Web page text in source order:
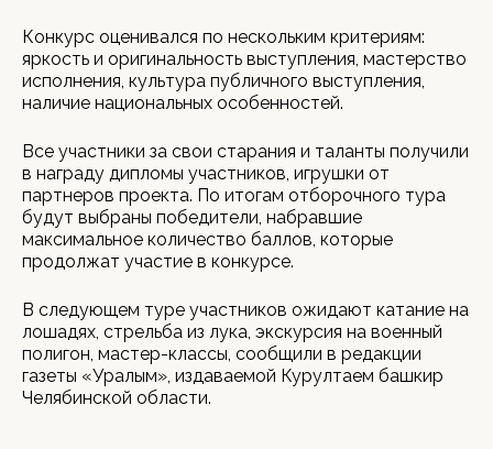
Конкурс оценивался по нескольким критериям:
яркость и оригинальность выступления, мастерство
исполнения, культура публичного выступления,
наличие национальных особенностей.
Все участники за свои старания и таланты получили
в награду дипломы участников, игрушки от
партнеров проекта. По итогам отборочного тура
будут выбраны победители, набравшие
максимальное количество баллов, которые
продолжат участие в конкурсе.
В следующем туре участников ожидают катание на
лошадях, стрельба из лука, экскурсия на военный
полигон, мастер-классы, сообщили в редакции
газеты «Уралым», издаваемой Курултаем башкир
Челябинской области.